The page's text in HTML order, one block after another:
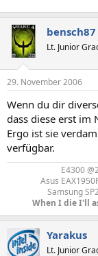
bensch87
Lt. Junior
29. November 2006
Wenn du dir
dass diese erst im
Ergo ist sie
verfügbar.
E4300
Asus
Samsung
When I die I'll
Yarakus
Lt. Junior